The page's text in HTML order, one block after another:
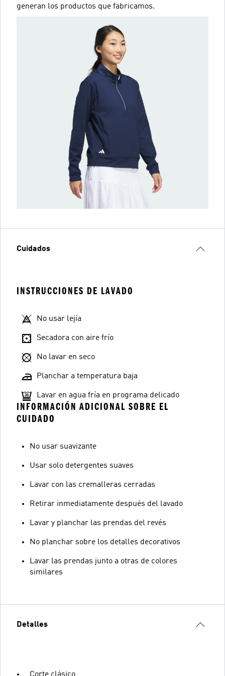
generan los productos que fabricamos.
Cuidados
INSTRUCCIONES DE LAVADO
No usar lejía
Secadora con aire frío
No lavar en seco
Planchar a temperatura baja
Lavar en agua fría en programa delicado
INFORMACIÓN ADICIONAL SOBRE EL
CUIDADO
No usar suavizante
Usar solo detergentes suaves
Lavar con las cremalleras cerradas
Retirar inmediatamente después del lavado
Lavar y planchar las prendas del revés
No planchar sobre los detalles decorativos
Lavar las prendas junto a otras de colores
similares
Detalles